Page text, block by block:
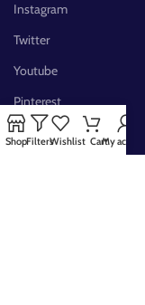
Instagram
Twitter
Youtube
Pinterest
FB Group
ShopFiltersWishlist CartMy account